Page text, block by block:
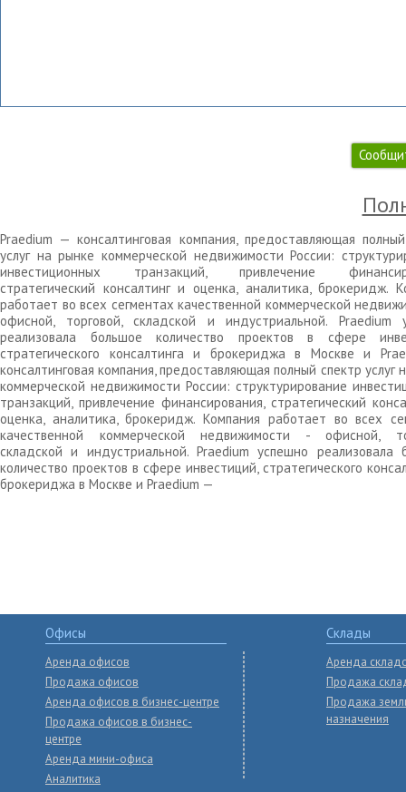
Praedium — консалтинговая компания, предоставляющая
услуг на рынке коммерческой недвижимости России:
инвестиционных транзакций, привлечение
стратегический консалтинг и оценка, аналитика, брокеридж.
работает во всех сегментах качественной коммерческой
офисной, торговой, складской и индустриальной. Praedium
реализовала большое количество проектов в сфере
стратегического консалтинга и брокериджа в Москве и
консалтинговая компания, предоставляющая полный спектр услуг
коммерческой недвижимости России: структурирование
транзакций, привлечение финансирования, стратегический
оценка, аналитика, брокеридж. Компания работает во всех
качественной коммерческой недвижимости - офисной,
складской и индустриальной. Praedium успешно реализовала
количество проектов в сфере инвестиций, стратегического
брокериджа в Москве и Praedium —
Офисы
Аренда офисов
Продажа офисов
Аренда офисов в бизнес-центре
Продажа офисов в бизнес-
центре
Аренда мини-офиса
Аналитика
Склады
Аренда
Продажа
Продажа
назначения